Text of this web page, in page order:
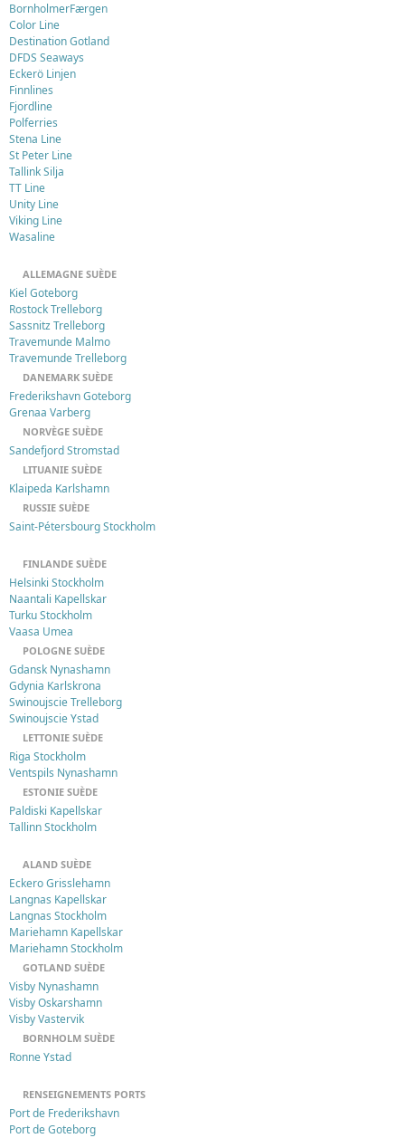
BornholmerFærgen
Color Line
Destination Gotland
DFDS Seaways
Eckerö Linjen
Finnlines
Fjordline
Polferries
Stena Line
St Peter Line
Tallink Silja
TT Line
Unity Line
Viking Line
Wasaline
ALLEMAGNE SUÈDE
Kiel Goteborg
Rostock Trelleborg
Sassnitz Trelleborg
Travemunde Malmo
Travemunde Trelleborg
DANEMARK SUÈDE
Frederikshavn Goteborg
Grenaa Varberg
NORVÈGE SUÈDE
Sandefjord Stromstad
LITUANIE SUÈDE
Klaipeda Karlshamn
RUSSIE SUÈDE
Saint-Pétersbourg Stockholm
FINLANDE SUÈDE
Helsinki Stockholm
Naantali Kapellskar
Turku Stockholm
Vaasa Umea
POLOGNE SUÈDE
Gdansk Nynashamn
Gdynia Karlskrona
Swinoujscie Trelleborg
Swinoujscie Ystad
LETTONIE SUÈDE
Riga Stockholm
Ventspils Nynashamn
ESTONIE SUÈDE
Paldiski Kapellskar
Tallinn Stockholm
ALAND SUÈDE
Eckero Grisslehamn
Langnas Kapellskar
Langnas Stockholm
Mariehamn Kapellskar
Mariehamn Stockholm
GOTLAND SUÈDE
Visby Nynashamn
Visby Oskarshamn
Visby Vastervik
BORNHOLM SUÈDE
Ronne Ystad
RENSEIGNEMENTS PORTS
Port de Frederikshavn
Port de Goteborg